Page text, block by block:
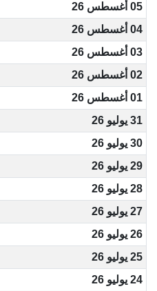
05 أغسطس 26
04 أغسطس 26
03 أغسطس 26
02 أغسطس 26
01 أغسطس 26
31 يوليو 26
30 يوليو 26
29 يوليو 26
28 يوليو 26
27 يوليو 26
26 يوليو 26
25 يوليو 26
24 يوليو 26